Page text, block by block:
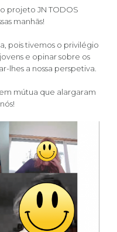
projeto JN TODOS
manhãs!
pois tivemos o privilégio
e opinar sobre os
lhes a nossa perspetiva.
mútua que alargaram